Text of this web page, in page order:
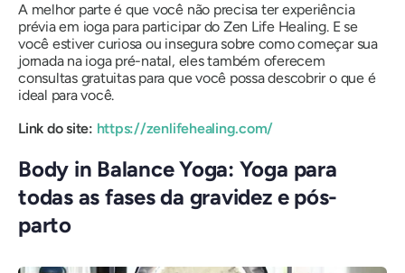
A melhor parte é que você não precisa ter experiência
prévia em ioga para participar do Zen Life Healing. E se
você estiver curiosa ou insegura sobre como começar sua
jornada na ioga pré-natal, eles também oferecem
consultas gratuitas para que você possa descobrir o que é
ideal para você.
Link do site: https://zenlifehealing.com/
Body in Balance Yoga: Yoga para
todas as fases da gravidez e pós-
parto